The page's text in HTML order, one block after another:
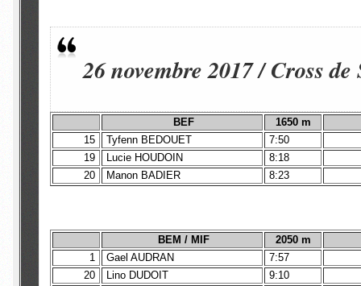
26 novembre 2017 / Cross
BEF
1650 m
15
Tyfenn BEDOUET
7:50
19
Lucie HOUDOIN
8:18
20
Manon BADIER 8:23
BEM / MIF
2050 m
1
Gael AUDRAN
7:57
20
Lino DUDOIT
9:10